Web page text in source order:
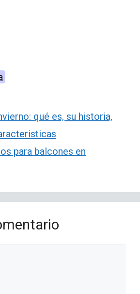
qué es, su historia,
para balcones en